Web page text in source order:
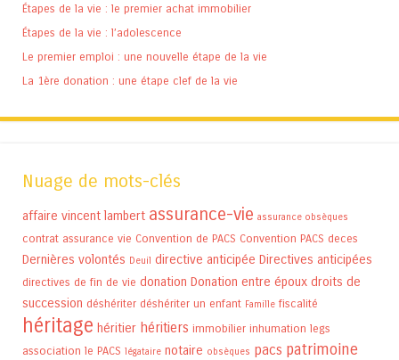
Étapes de la vie : le premier achat immobilier
Étapes de la vie : l’adolescence
Le premier emploi : une nouvelle étape de la vie
La 1ère donation : une étape clef de la vie
Nuage de mots-clés
affaire vincent lambert assurance-vie assurance obsèques
contrat assurance vie Convention de PACS Convention PACS deces
Dernières volontés Deuil directive anticipée Directives anticipées
directives de fin de vie donation Donation entre époux droits de
succession déshériter déshériter un enfant Famille fiscalité
héritage héritier héritiers immobilier inhumation legs
association le PACS légataire notaire obsèques pacs patrimoine